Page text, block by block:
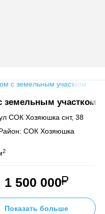
земельным участком
СОК Хозяюшка снт, 38
СОК Хозяюшка
2
1 500 000
Показать больше